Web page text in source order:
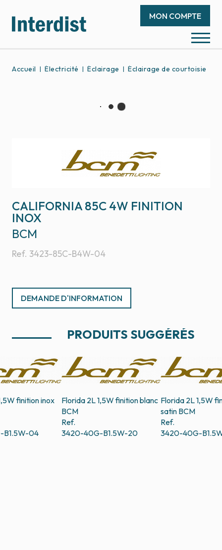
MON COMPTE
Accueil Électricité Éclairage Éclairage de courtoisie
CALIFORNIA 85C 4W FINITION
INOX
Ref. 3423-85C-B4W-04
BCM
DEMANDE D'INFORMATION
PRODUITS SUGGÉRÉS
finition inox
04
Florida 2L 1,5W finition blanc
BCM
Ref.
3420-40G-B1.5W-20
Florida 2L 1,5W
satin BCM
Ref.
3420-40G-